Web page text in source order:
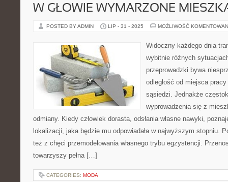
W GŁOWIE WYMARZONE
POSTED BY ADMIN LIP - 31 - 2025 MOŻLIWOŚĆ
Widoczny każdego dnia
wybitnie różnych
przeprowadzki bywa
odległość od miejsca
sąsiedzi. Jednakże
wyprowadzenia się z
odmiany. Kiedy człowiek dorasta, odsłania własne nawyki,
lokalizacji, jaka będzie mu odpowiadała w najwyższym stopniu.
też z chęci przemodelowania własnego trybu egzystencji.
towarzyszy pełna […]
CATEGORIES: MODA